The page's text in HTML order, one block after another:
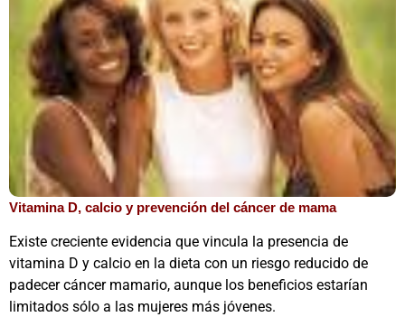
Vitamina D, calcio y prevención del cáncer de mama
Existe creciente evidencia que vincula la presencia de
vitamina D y calcio en la dieta con un riesgo reducido de
padecer cáncer mamario, aunque los beneficios estarían
limitados sólo a las mujeres más jóvenes.